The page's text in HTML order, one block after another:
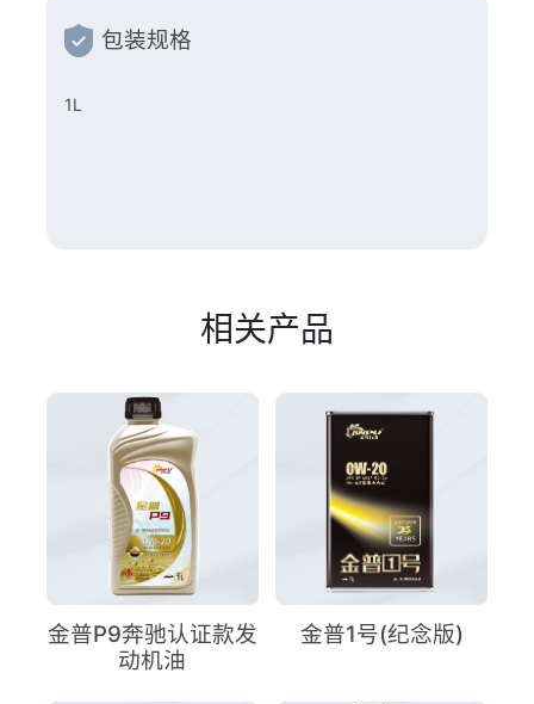
包装规格
1L
相关产品
金普P9奔驰认证款发
动机油
金普1号(纪念版)